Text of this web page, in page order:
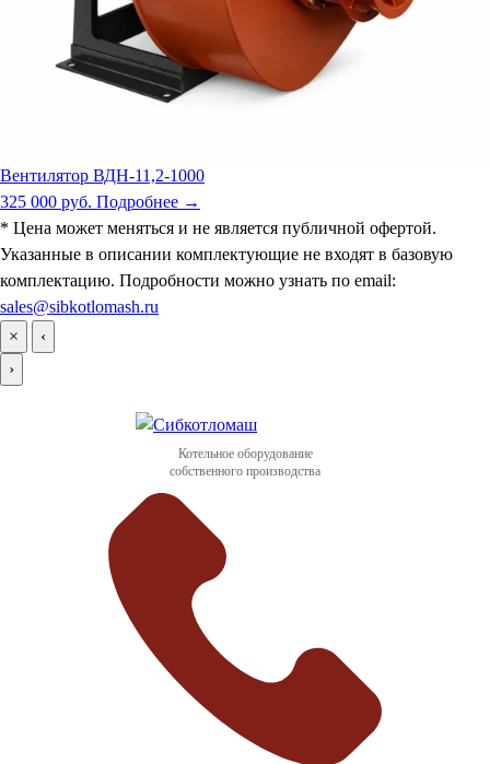
Вентилятор ВДН-11,2-1000
325 000 руб. Подробнее →
* Цена может меняться и не является публичной офертой.
Указанные в описании комплектующие не входят в базовую
комплектацию. Подробности можно узнать по email:
sales@sibkotlomash.ru
×
‹
›
Котельное оборудование
собственного производства